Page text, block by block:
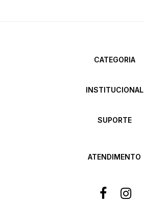
CATEGORIA
INSTITUCIONAL
SUPORTE
ATENDIMENTO